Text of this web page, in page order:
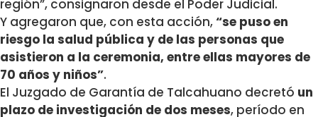
región”, consignaron desde el Poder Judicial.
Y agregaron que, con esta acción,“se puso en
riesgo la salud pública y de las personas que
asistieron a la ceremonia, entre ellas mayores de
70 años y niños”.
El Juzgado de Garantía de Talcahuano decretó un
plazo de investigación de dos meses, período en